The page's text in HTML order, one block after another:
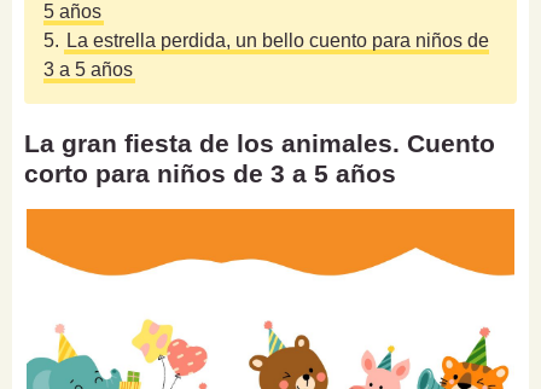
5 años
5. La estrella perdida, un bello cuento para niños de
3 a 5 años
La gran fiesta de los animales. Cuento
corto para niños de 3 a 5 años